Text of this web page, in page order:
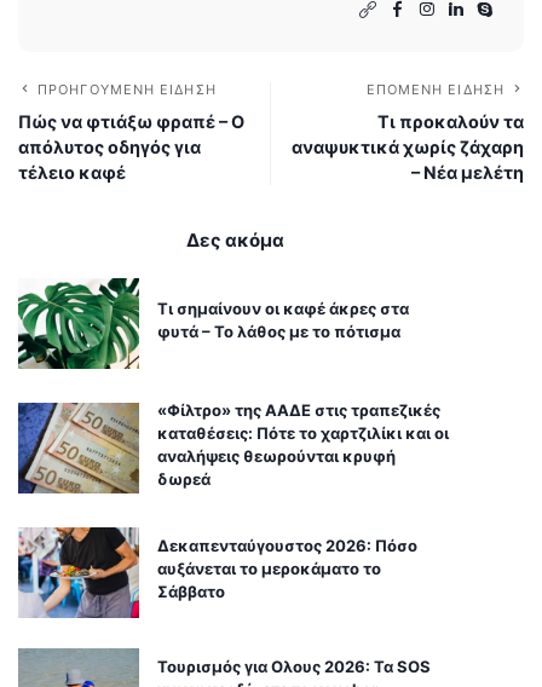
ΠΡΟΗΓΟΎΜΕΝΗ ΕΊΔΗΣΗ
Πώς να φτιάξω φραπέ – Ο
απόλυτος οδηγός για
τέλειο καφέ
ΕΠΌΜΕΝΗ ΕΊΔΗΣΗ
Τι προκαλούν τα
αναψυκτικά χωρίς ζάχαρη
– Νέα μελέτη
Δες ακόμα
Τι σημαίνουν οι καφέ άκρες στα
φυτά – Το λάθος με το πότισμα
«Φίλτρο» της ΑΑΔΕ στις τραπεζικές
καταθέσεις: Πότε το χαρτζιλίκι και οι
αναλήψεις θεωρούνται κρυφή
δωρεά
Δεκαπενταύγουστος 2026: Πόσο
αυξάνεται το μεροκάματο το
Σάββατο
Τουρισμός για Ολους 2026: Τα SOS